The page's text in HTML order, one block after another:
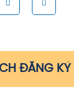
ĐĂNG KÝ